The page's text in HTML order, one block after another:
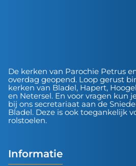
De kerken van Parochie Petrus
overdag geopend. Loop gerust
kerken van Bladel, Hapert,
en Netersel. En voor vragen kun
bij ons secretariaat aan de
Bladel. Deze is ook toegankelijk
rolstoelen.
Informatie